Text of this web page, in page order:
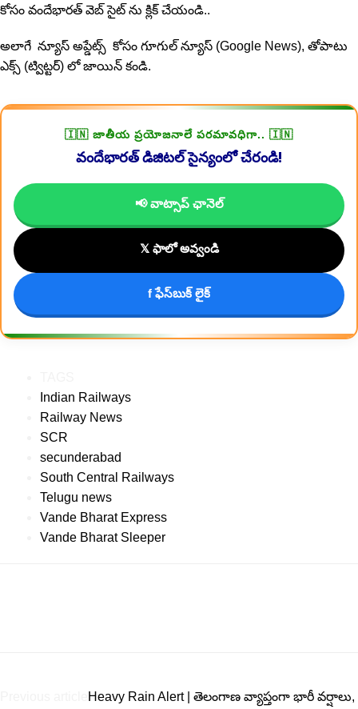
కోసం వందేభారత్ వెబ్ సైట్ ను క్లిక్ చేయండి..
అలాగే న్యూస్ అప్డేట్స్ కోసం గూగుల్ న్యూస్ (Google News), తోపాటు
ఎక్స్ (ట్విట్టర్) లో జాయిన్ కండి.
🇮🇳 జాతీయ ప్రయోజనాలే పరమావధిగా.. 🇮🇳
వందేభారత్ డిజిటల్ సైన్యంలో చేరండి!
📢 వాట్సాప్ ఛానెల్
𝕏 ఫాలో అవ్వండి
f ఫేస్‌బుక్ లైక్
Indian Railways
Railway News
SCR
secunderabad
South Central Railways
Telugu news
Vande Bharat Express
Vande Bharat Sleeper
Heavy Rain Alert | తెలంగాణ వ్యాప్తంగా భారీ వర్షాలు,